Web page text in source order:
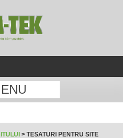
> TESATURI PENTRU SITE